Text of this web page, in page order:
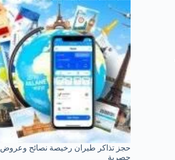
حجز تذاكر طيران رخيصة نصائح وعروض
حصرية